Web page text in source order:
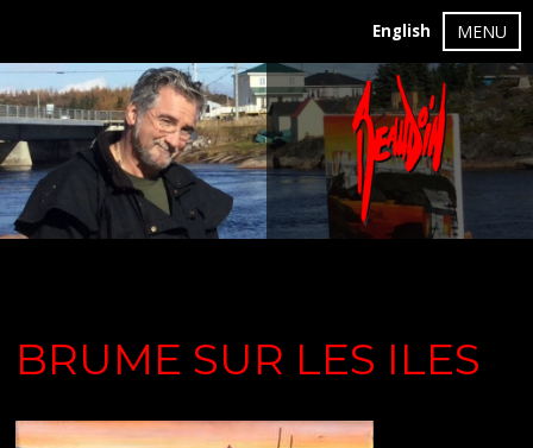
English MENU
BRUME SUR LES ILES